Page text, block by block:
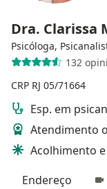
Dra. Clarissa
Psicóloga,
132
CRP RJ 05/71664
Esp. em
Atendimento
Acolhimento
Endereço